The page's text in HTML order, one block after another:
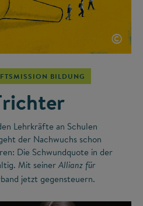
©
BILDUNG
Lehrkräfte an Schulen
der Nachwuchs schon
Die Schwundquote in der
Mit seiner Allianz für
jetzt gegensteuern.